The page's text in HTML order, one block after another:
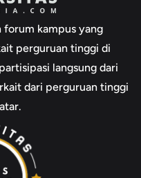
forum kampus yang
perguruan tinggi di
langsung dari
dari perguruan tinggi